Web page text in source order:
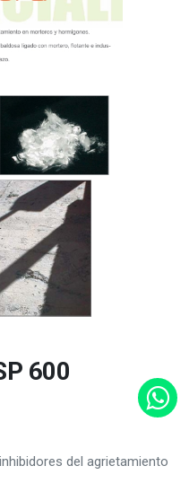
600
del agrietamiento